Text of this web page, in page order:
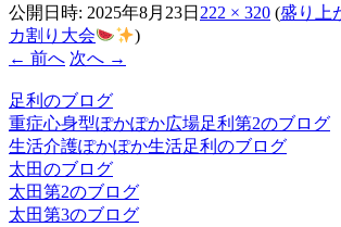
公開日時: 2025年8月23日 222 × 320 (盛り上
カ割り大会
)
← 前へ 次へ →
足利のブログ
重症心身型ぽかぽか広場足利第2のブログ
生活介護ぽかぽか生活足利のブログ
太田のブログ
太田第2のブログ
太田第3のブログ